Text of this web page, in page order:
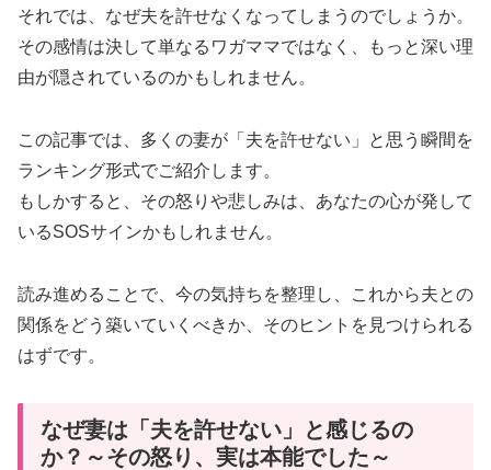
それでは、なぜ夫を許せなくなってしまうのでしょうか。
その感情は決して単なるワガママではなく、もっと深い理
由が隠されているのかもしれません。
この記事では、多くの妻が「夫を許せない」と思う瞬間を
ランキング形式でご紹介します。
もしかすると、その怒りや悲しみは、あなたの心が発して
いるSOSサインかもしれません。
読み進めることで、今の気持ちを整理し、これから夫との
関係をどう築いていくべきか、そのヒントを見つけられる
はずです。
なぜ妻は「夫を許せない」と感じるの
か？～その怒り、実は本能でした～